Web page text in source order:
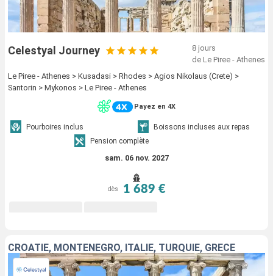
Celestyal Journey
8 jours
de Le Piree - Athenes
Le Piree - Athenes > Kusadasi > Rhodes > Agios Nikolaus (Crete) >
Santorin > Mykonos > Le Piree - Athenes
Payez en 4X
Pourboires inclus
Boissons incluses aux repas
Pension complète
sam. 06 nov. 2027
dès 1 689 €
CROATIE, MONTÉNÉGRO, ITALIE, TURQUIE, GRÈCE